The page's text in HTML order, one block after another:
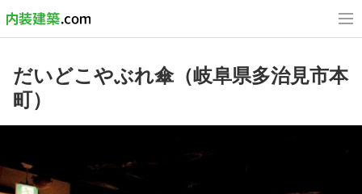
だいどこやぶれ傘（岐阜県多治見市本
町）